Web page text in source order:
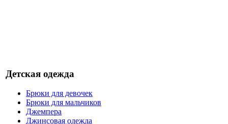
Детская одежда
Брюки для девочек
Брюки для мальчиков
Джемпера
Джинсовая одежда